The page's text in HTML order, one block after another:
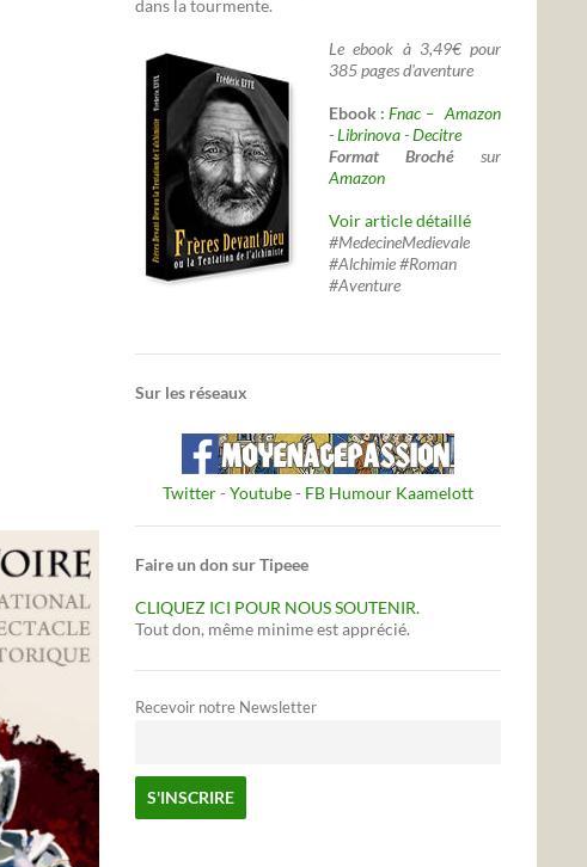
dans la tourmente.
Le ebook à 3,49€ pour
385 pages d'aventure
Ebook :Fnac – Amazon
-Librinova-Decitre
Format Broché sur
Amazon
Voir article détaillé
#MedecineMedievale
#Alchimie #Roman
#Aventure
Sur les réseaux
Twitter- Youtube- FB Humour Kaamelott
Faire un don sur Tipeee
CLIQUEZ ICI POUR NOUS SOUTENIR.
Tout don, même minime est apprécié.
Recevoir notre Newsletter